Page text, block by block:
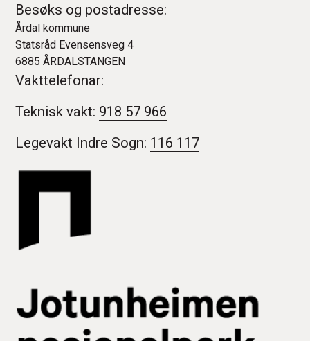
Besøks og postadresse:
Årdal kommune
Statsråd Evensensveg 4
6885 ÅRDALSTANGEN
Vakttelefonar:
Teknisk vakt: 918 57 966
Legevakt Indre Sogn: 116 117